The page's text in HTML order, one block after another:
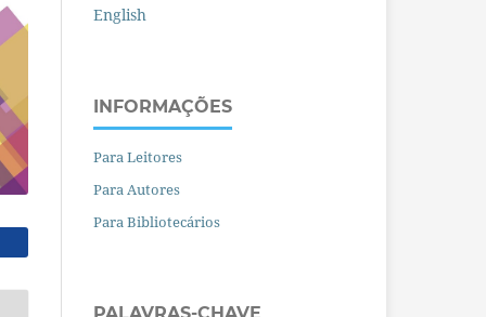
English
INFORMAÇÕES
Para Leitores
Para Autores
Para Bibliotecários